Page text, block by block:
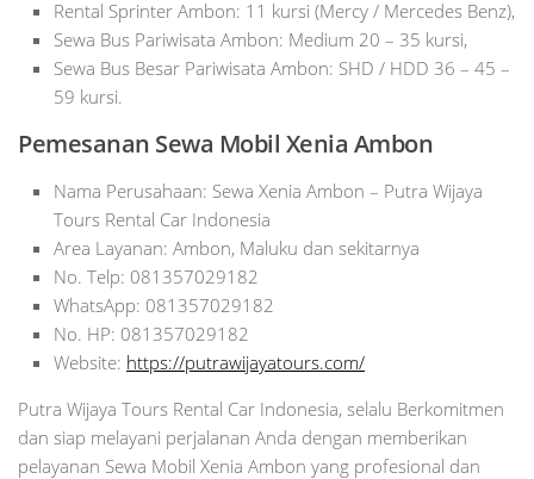
Rental Sprinter Ambon: 11 kursi (Mercy / Mercedes Benz),
Sewa Bus Pariwisata Ambon: Medium 20 – 35 kursi,
Sewa Bus Besar Pariwisata Ambon: SHD / HDD 36 – 45 –
59 kursi.
Pemesanan Sewa Mobil Xenia Ambon
Nama Perusahaan: Sewa Xenia Ambon – Putra Wijaya
Tours Rental Car Indonesia
Area Layanan: Ambon, Maluku dan sekitarnya
No. Telp: 081357029182
WhatsApp: 081357029182
No. HP: 081357029182
Website: https://putrawijayatours.com/
Putra Wijaya Tours Rental Car Indonesia, selalu Berkomitmen
dan siap melayani perjalanan Anda dengan memberikan
pelayanan Sewa Mobil Xenia Ambon yang profesional dan